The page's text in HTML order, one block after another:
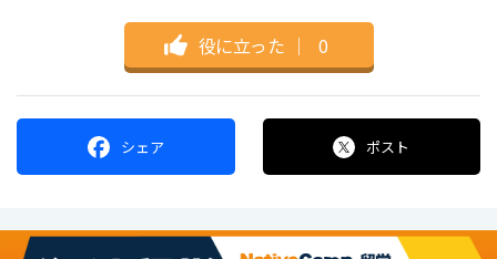
役に立った ｜ 0
シェア ポスト